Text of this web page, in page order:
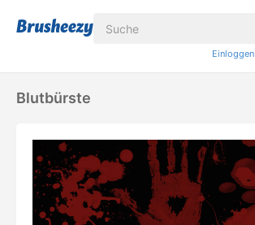
Einloggen
Blutbürste